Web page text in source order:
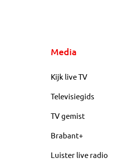
Media
Kijk live TV
Televisiegids
TV gemist
Brabant+
Luister live radio